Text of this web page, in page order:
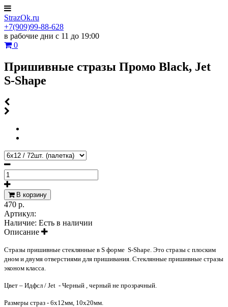
StrazOk.ru
+7(909)99-88-628
в рабочие дни с 11 до 19:00
0
Пришивные стразы Промо Black, Jet
S-Shape
В корзину
470 р.
Артикул:
Наличие: Есть в наличии
Описание
Стразы пришивные стеклянные в S форме S-Shape. Это стразы с плоским
дном и двумя отверстиями для пришивания. Стеклянные пришивные стразы
эконом класса.
Цвет – Идфсл / Jet - Черный , черный не прозрачный
Размеры страз - 6х12мм, 10х20мм.